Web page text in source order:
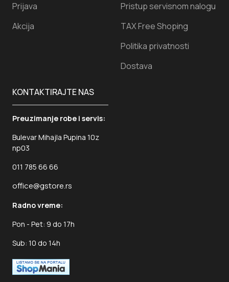
Pristup servisnom nalogu
TAX Free Shoping
Politika privatnosti
Dostava
KONTAKTIRAJTE NAS
Preuzimanje robe i servis:
Bulevar Mihajla Pupina 10z
np03
011 785 66 66
office@gstore.rs
Radno vreme:
Pon - Pet: 9 do 17h
Sub: 10 do 14h
Prijava
Akcija